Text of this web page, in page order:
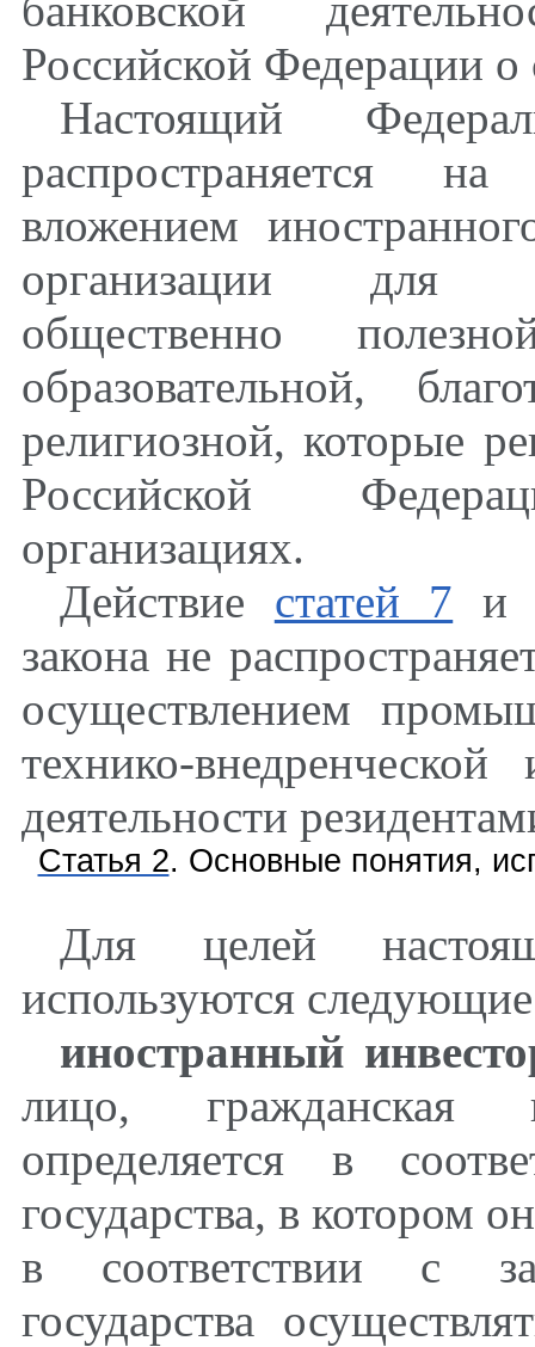
Российской Федерации о
Настоящий
распространяется
вложением
организации для
общественно
образовательной,
религиозной, которые
Российской
организациях.
Действие статей 7
закона не
осуществлением
технико-внедренческой
деятельности
Статья 2. Основные понятия,
Для целей
используются
иностранный
лицо, гражданская
определяется в
государства, в котором
в соответствии с
государства